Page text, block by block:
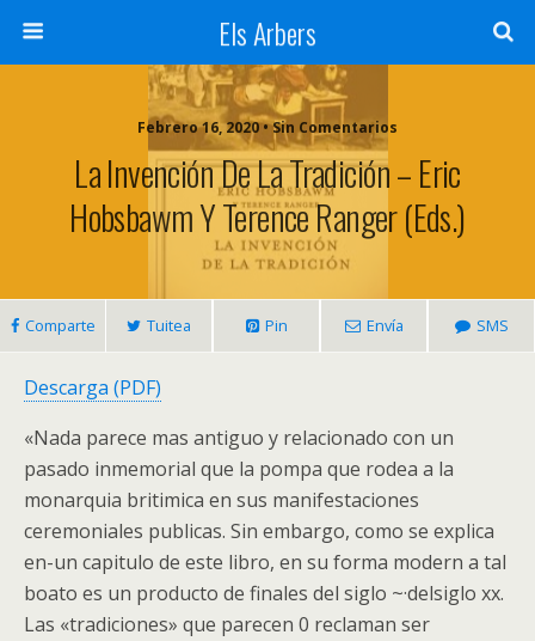
Els Arbers
Febrero 16, 2020 • Sin Comentarios
La Invención De La Tradición – Eric
Hobsbawm Y Terence Ranger (eds.)
Comparte Tuitea Pin Envía SMS
Descarga (PDF)
«Nada parece mas antiguo y relacionado con un
pasado inmemorial que la pompa que rodea a la
monarquia britimica en sus manifestaciones
ceremoniales publicas. Sin embargo, como se explica
en-un capitulo de este libro, en su forma modern a tal
boato es un producto de finales del siglo ~·delsiglo xx.
Las «tradiciones» que parecen 0 reclaman ser